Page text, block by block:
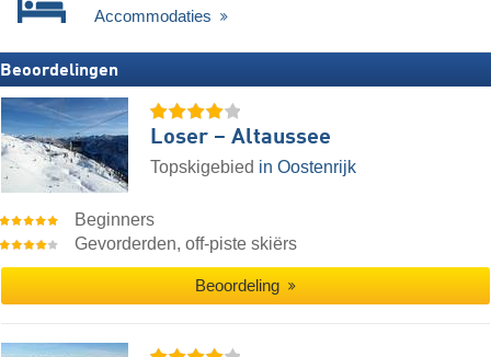
Accommodaties
Beoordelingen
Loser – Altaussee
Topskigebied in Oostenrijk
Beginners
Gevorderden, off-piste skiërs
Beoordeling